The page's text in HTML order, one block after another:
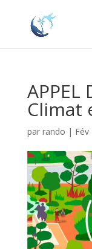
APPEL
Climat
par rando | Fév